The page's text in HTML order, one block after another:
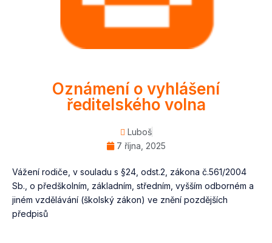
Oznámení o vyhlášení
ředitelského volna
Luboš
7 října, 2025
Vážení rodiče, v souladu s §24, odst.2, zákona č.561/2004
Sb., o předškolním, základním, středním, vyšším odborném a
jiném vzdělávání (školský zákon) ve znění pozdějších
předpisů